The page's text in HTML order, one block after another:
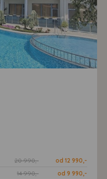
20 990,-
od 12 990,-
14 990,-
od 9 990,-